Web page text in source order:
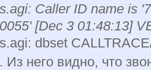
Caller ID name is
[Dec 3 01:48:13]
dbset
Из него видно, что